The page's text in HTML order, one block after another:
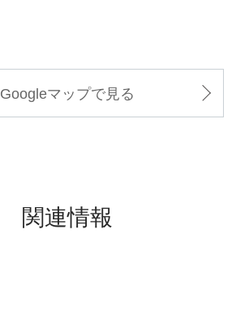
Googleマップで見る
関連情報